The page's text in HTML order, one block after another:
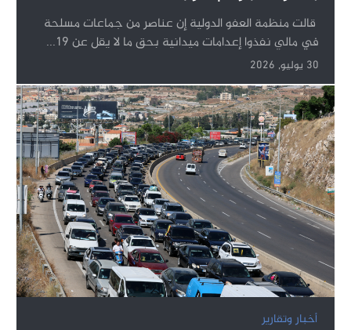
قالت منظمة العفو الدولية إن عناصر من جماعات مسلحة
في مالي نفذوا إعدامات ميدانية بحق ما لا يقل عن 19...
30 يوليو, 2026
أخبار وتقارير